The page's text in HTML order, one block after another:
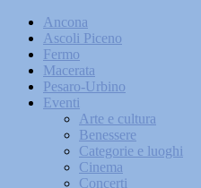
Ancona
Ascoli Piceno
Fermo
Macerata
Pesaro-Urbino
Eventi
Arte e cultura
Benessere
Categorie e luoghi
Cinema
Concerti